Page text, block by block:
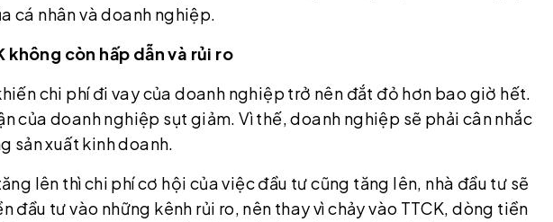
cá nhân và doanh nghiệp.
không còn hấp dẫn và rủi ro
chi phí đi vay của doanh nghiệp trở nên đắt đỏ hơn bao giờ hết.
của doanh nghiệp sụt giảm. Vì thế, doanh nghiệp sẽ phải cân nhắc
sản xuất kinh doanh.
lên thì chi phí cơ hội của việc đầu tư cũng tăng lên, nhà đầu tư sẽ
đầu tư vào những kênh rủi ro, nên thay vì chảy vào TTCK, dòng tiền